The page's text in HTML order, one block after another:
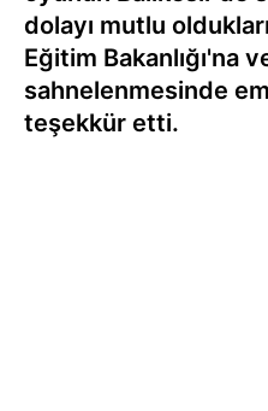
dolayı mutlu
Eğitim Bakanlığı'na
sahnelenmesinde
teşekkür etti.